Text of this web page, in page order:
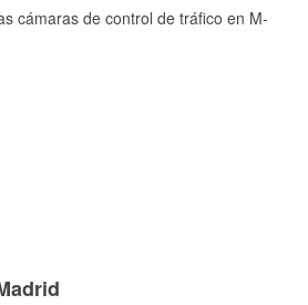
cámaras de control de tráfico en M-